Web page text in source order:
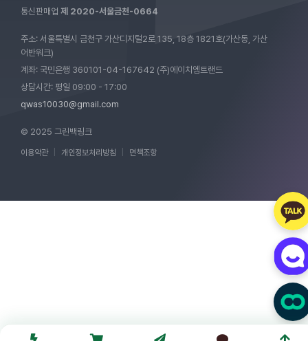
통신판매업 제 2020-서울금천-0664
주소: 서울특별시 금천구 가산디지털2로 135, 18층 1821호(가산동, 가산
어반워크)
계좌: 국민은행 360101-04-167642 (주)에이치엠트랜드
상담시간: 평일 09:00 - 17:00
qwas10030@gmail.com
© 2025 그린백링크
이용약관 개인정보처리방침 면책조항